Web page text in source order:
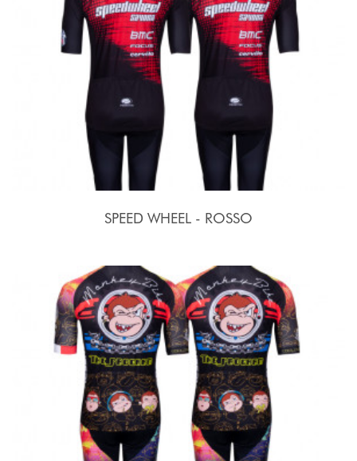
SPEED WHEEL - ROSSO